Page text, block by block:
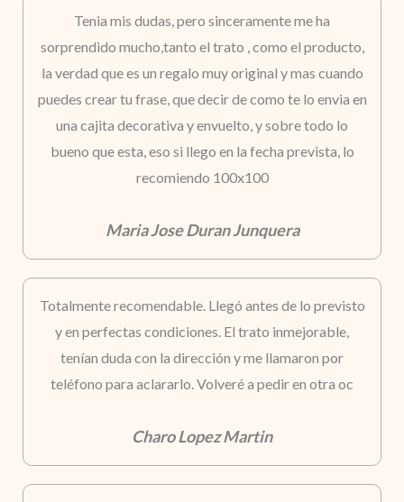
Tenia mis dudas, pero sinceramente me ha
sorprendido mucho,tanto el trato , como el producto,
la verdad que es un regalo muy original y mas cuando
puedes crear tu frase, que decir de como te lo envia en
una cajita decorativa y envuelto, y sobre todo lo
bueno que esta, eso si llego en la fecha prevista, lo
recomiendo 100x100
Maria Jose Duran Junquera
Totalmente recomendable. Llegó antes de lo previsto
y en perfectas condiciones. El trato inmejorable,
tenían duda con la dirección y me llamaron por
teléfono para aclararlo. Volveré a pedir en otra oc
Charo Lopez Martin